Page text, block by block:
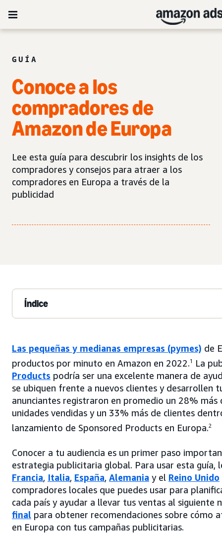
GUÍA
Conoce a los
compradores de
Amazon de Europa
Lee esta guía para descubrir los insights de los
compradores y consejos para atraer a los
compradores en Europa a través de la
publicidad
Índice
Las pequeñas y medianas empresas (pymes) de
productos por minuto en Amazon en 2022.1
La
Products podría ser una excelente manera de
se ubiquen frente a nuevos clientes y desarrollen
anunciantes registraron en promedio un 28% más
unidades vendidas y un 33% más de clientes
lanzamiento de Sponsored Products en Europa.2
Conocer a tu audiencia es un primer paso
estrategia publicitaria global. Para usar esta guía,
Francia, Italia, España, Alemania y el Reino Unido
compradores locales que puedes usar para
cada país y ayudar a llevar tus ventas al siguiente
final para obtener recomendaciones sobre cómo
en Europa con tus campañas publicitarias.